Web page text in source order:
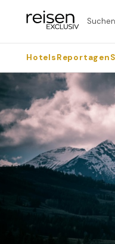
Suchen
HotelsReportagen